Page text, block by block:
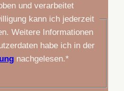
und verarbeitet
kann ich jederzeit
Weitere Informationen
habe ich in der
nachgelesen.*